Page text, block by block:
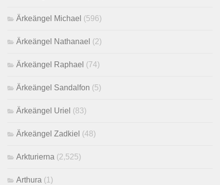
Ärkeängel Michael (596)
Ärkeängel Nathanael (2)
Ärkeängel Raphael (74)
Ärkeängel Sandalfon (5)
Ärkeängel Uriel (83)
Ärkeängel Zadkiel (48)
Arkturierna (2,525)
Arthura (1)